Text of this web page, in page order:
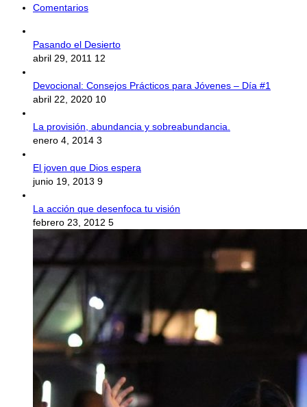
Comentarios
Pasando el Desierto
abril 29, 2011 12
Devocional: Consejos Prácticos para Jóvenes – Día #1
abril 22, 2020 10
La provisión, abundancia y sobreabundancia.
enero 4, 2014 3
El joven que Dios espera
junio 19, 2013 9
La acción que desenfoca tu visión
febrero 23, 2012 5